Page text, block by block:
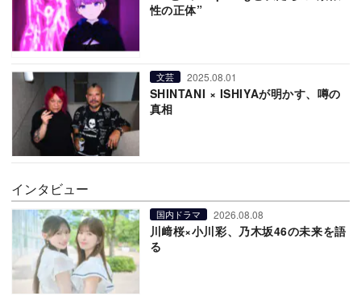
性の正体”
文芸 2025.08.01
SHINTANI × ISHIYAが明かす、噂の
真相
インタビュー
国内ドラマ 2026.08.08
川﨑桜×小川彩、乃木坂46の未来を語
る